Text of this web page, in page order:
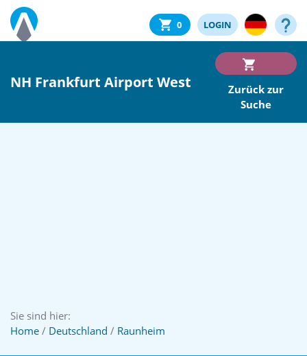
0 LOGIN
NH Frankfurt Airport West
Zurück zur
Suche
Sie sind hier:
Home / Deutschland / Raunheim